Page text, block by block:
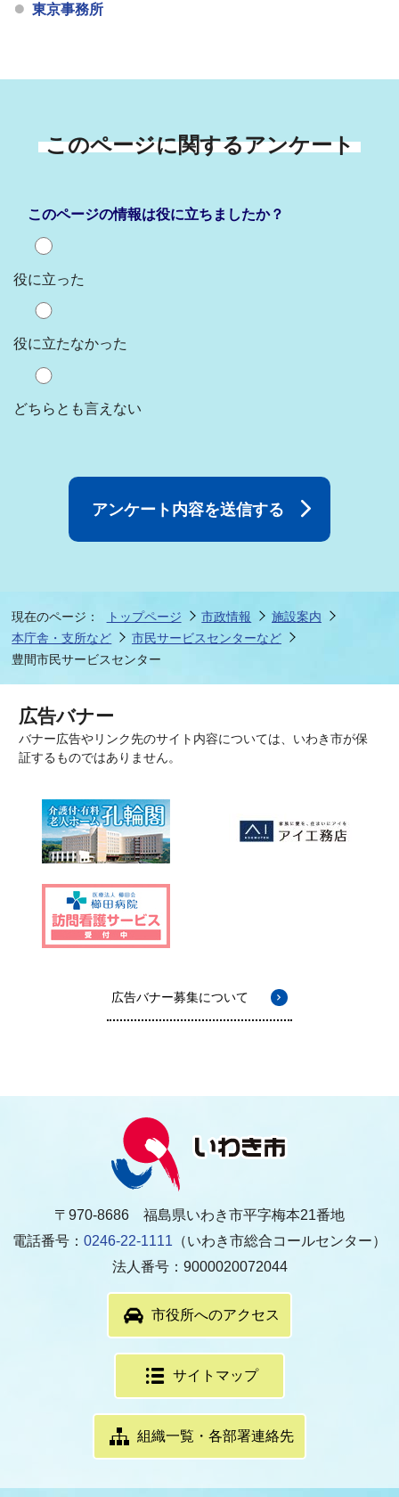
東京事務所
このページに関するアンケート
このページの情報は役に立ちましたか？
役に立った
役に立たなかった
どちらとも言えない
現在のページ： トップページ 市政情報
施設案内
本庁舎・支所など
市民サービスセンターなど
豊間市民サービスセンター
広告バナー
バナー広告やリンク先のサイト内容については、いわき市が保
証するものではありません。
広告バナー募集について
〒970-8686 福島県いわき市平字梅本21番地
電話番号： 0246-22-1111 （いわき市総合コールセンター）
法人番号：9000020072044
市役所へのアクセス
サイトマップ
組織一覧・各部署連絡先